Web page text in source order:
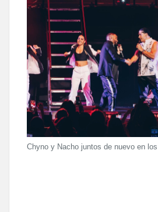
Chyno y Nacho juntos de nuevo en